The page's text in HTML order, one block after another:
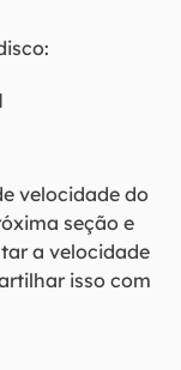
velocidade do
seção e
a velocidade
isso com